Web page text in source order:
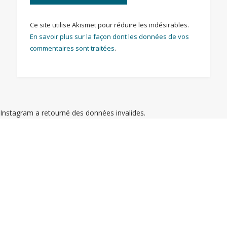
Ce site utilise Akismet pour réduire les indésirables.
En savoir plus sur la façon dont les données de vos
commentaires sont traitées.
Instagram a retourné des données invalides.